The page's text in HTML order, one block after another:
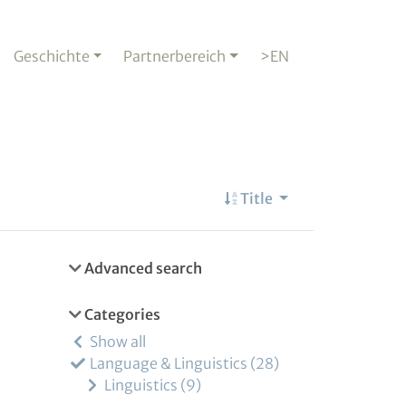
Geschichte Partnerbereich >EN
Title
Advanced search
Categories
Show all
Language & Linguistics 28
Linguistics 9